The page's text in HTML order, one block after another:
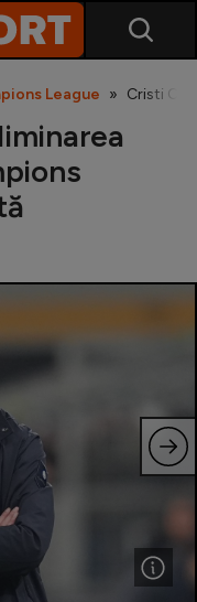
League Cristi